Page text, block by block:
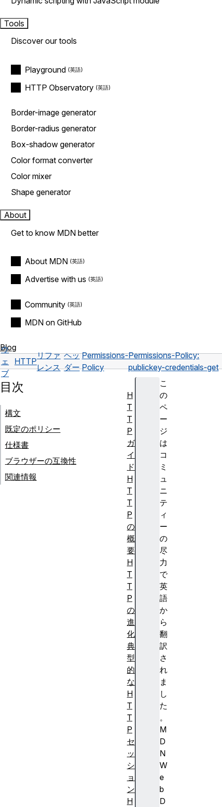
Tools
Discover our tools
Playground
HTTP Observatory
Border-image generator
Border-radius generator
Box-shadow generator
Color format converter
Color mixer
Shape generator
About
Get to know MDN better
About MDN
Advertise with us
Community
MDN on GitHub
Blog
ウ
ェ
ブ
HTTP
リファ
レンス
ヘッ
ダー
Permissions-
Policy
Permissions-Policy:
publickey-credentials-get
こ
の
ペ
ー
ジ
は
コ
ミ
ュ
ニ
テ
ィ
ー
の
尽
力
で
英
語
か
ら
翻
訳
さ
れ
ま
し
た
。
M
D
N
W
e
b
D
目次
構文
既定のポリシー
仕様書
ブラウザーの互換性
関連情報
H
T
T
P
ガ
イ
ド
H
T
T
P
の
概
要
H
T
T
P
の
進
化
典
型
的
な
H
T
T
P
セ
ッ
シ
ョ
ン
H